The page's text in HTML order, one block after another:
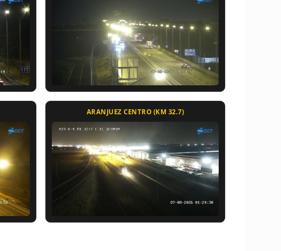
ARANJUEZ CENTRO (KM 32.7)